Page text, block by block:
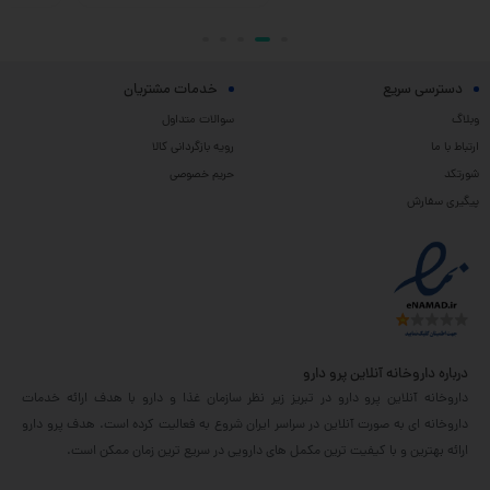
دسترسی سریع
وبلاگ
ارتباط با ما
شورتکد
پیگیری سفارش
خدمات مشتریان
سوالات متداول
رویه بازگردانی کالا
حریم خصوصی
درباره داروخانه آنلاین پرو دارو
داروخانه آنلاین پرو دارو در تبریز زیر نظر سازمان غذا و دارو با هدف ارائه خدمات
داروخانه ای به صورت آنلاین در سراسر ایران شروع به فعالیت کرده است. هدف پرو دارو
ارائه بهترین و با کیفیت ترین مکمل های دارویی در سریع ترین زمان ممکن است.